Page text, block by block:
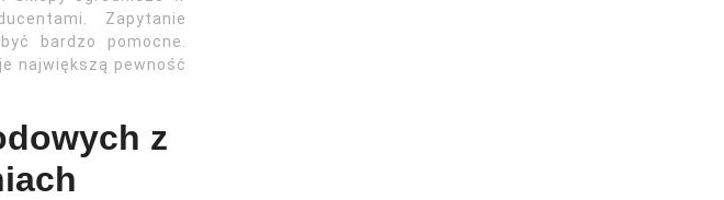
Zapytanie
bardzo pomocne.
największą pewność
z